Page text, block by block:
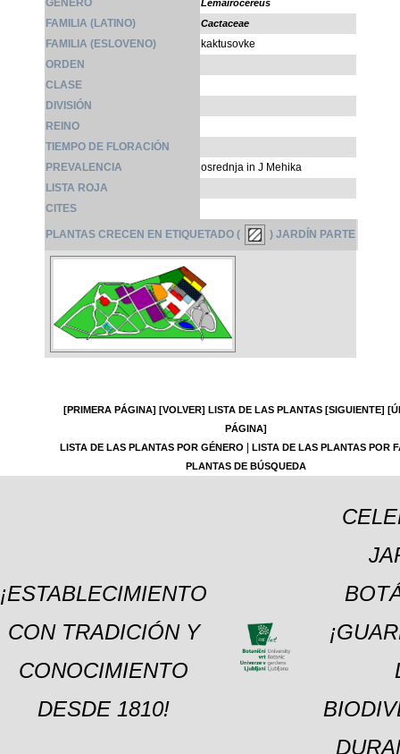
GÉNERO
Lemairocereus
FAMILIA (LATINO) Cactaceae
FAMILIA (ESLOVENO)
kaktusovke
ORDEN
CLASE
DIVISIÓN
REINO
TIEMPO DE FLORACIÓN
PREVALENCIA
osrednja in J Mehika
LISTA ROJA
CITES
PLANTAS CRECEN EN ETIQUETADO ( ) JARDÍN PARTE
[PRIMERA PÁGINA] [VOLVER] LISTA DE LAS PLANTAS [SIGUIENTE]
PÁGINA]
LISTA DE LAS PLANTAS POR GÉNERO
LISTA DE LAS PLANTAS POR
PLANTAS DE BÚSQUEDA
¡ESTABLECIMIENTO
CON TRADICIÓN Y
CONOCIMIENTO
DESDE 1810!